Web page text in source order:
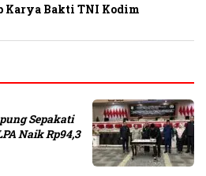
Karya Bakti TNI Kodim
Sepakati
Naik Rp94,3